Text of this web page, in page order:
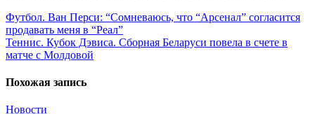
Навигация
по
записям
Футбол. Ван Перси: “Сомневаюсь, что “Арсенал” согласится
продавать меня в “Реал”
Теннис. Кубок Дэвиса. Сборная Беларуси повела в счете в
матче с Молдовой
Похожая запись
Новости